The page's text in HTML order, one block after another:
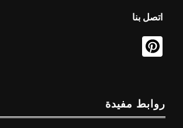
اتصل بنا
روابط مفيدة